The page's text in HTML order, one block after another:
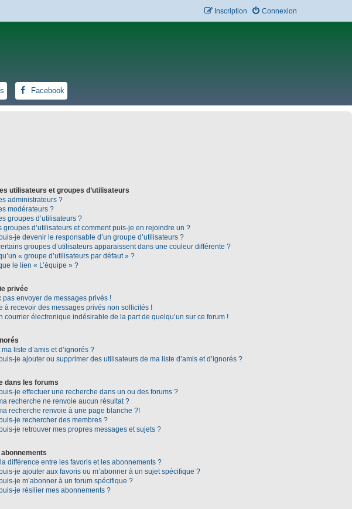
Connexion
Inscription
Facebook
utilisateurs et groupes d’utilisateurs
administrateurs ?
modérateurs ?
groupes d’utilisateurs ?
groupes d’utilisateurs et comment puis-je en rejoindre un ?
je devenir le responsable d’un groupe d’utilisateurs ?
groupes d’utilisateurs apparaissent dans une couleur différente ?
« groupe d’utilisateurs par défaut » ?
le lien « L’équipe » ?
privée
pas envoyer de messages privés !
à recevoir des messages privés non sollicités !
courrier électronique indésirable de la part de quelqu’un sur ce forum !
liste d’amis et d’ignorés ?
je ajouter ou supprimer des utilisateurs de ma liste d’amis et d’ignorés ?
dans les forums
je effectuer une recherche dans un ou des forums ?
recherche ne renvoie aucun résultat ?
recherche renvoie à une page blanche ?!
je rechercher des membres ?
je retrouver mes propres messages et sujets ?
différence entre les favoris et les abonnements ?
je ajouter aux favoris ou m’abonner à un sujet spécifique ?
je m’abonner à un forum spécifique ?
je résilier mes abonnements ?